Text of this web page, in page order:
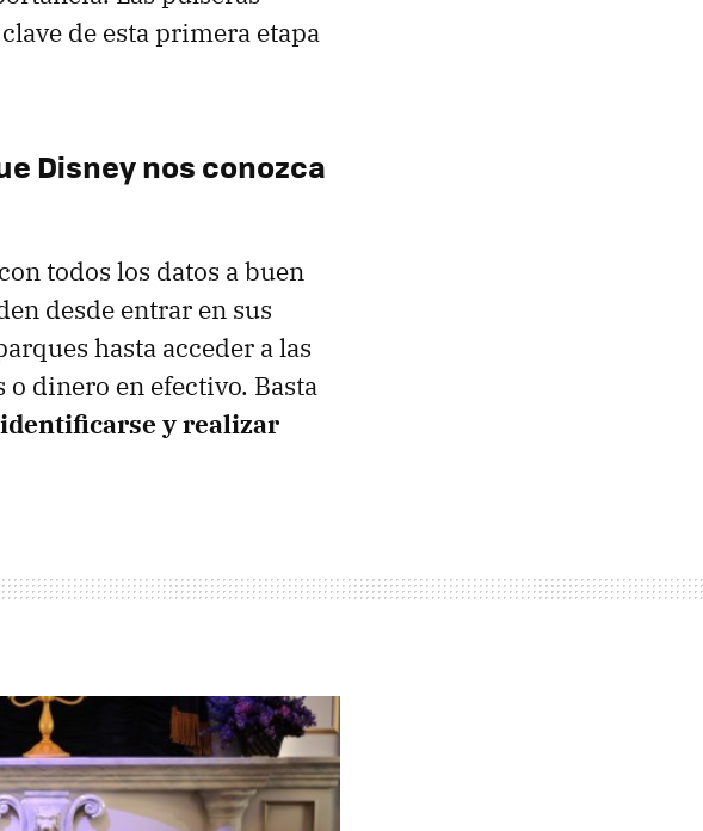
de esta primera etapa
Disney nos conozca
todos los datos a buen
desde entrar en sus
hasta acceder a las
dinero en efectivo. Basta
y realizar